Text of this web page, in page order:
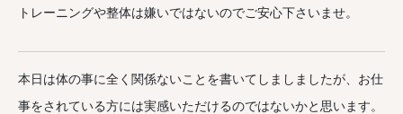
トレーニングや整体は嫌いではないのでご安心下さいませ。
本日は体の事に全く関係ないことを書いてしましましたが、お仕
事をされている方には実感いただけるのではないかと思います。